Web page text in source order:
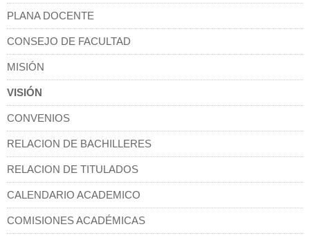
PLANA DOCENTE
CONSEJO DE FACULTAD
MISIÓN
VISIÓN
CONVENIOS
RELACION DE BACHILLERES
RELACION DE TITULADOS
CALENDARIO ACADEMICO
COMISIONES ACADÉMICAS